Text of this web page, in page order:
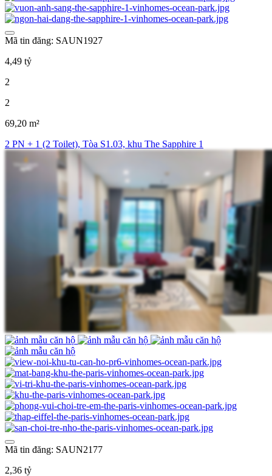
Mã tin đăng: SAUN1927
4,49 tỷ
2
2
69,20 m²
2 PN + 1 (2 Toilet), Tòa S1.03, khu The Sapphire 1
Mã tin đăng: SAUN2177
2,36 tỷ